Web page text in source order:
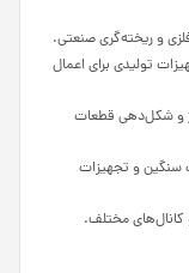
و ریخته‌گری صنعتی.
تولیدی برای اعمال
و شکل‌دهی قطعات
سنگین و تجهیزات
کانال‌های مختلف.